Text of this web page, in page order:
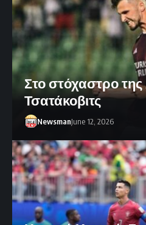
Στο στόχαστρο
Τσατάκοβιτς
NewsmanJune 12, 2026